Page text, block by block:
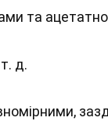
та
д.